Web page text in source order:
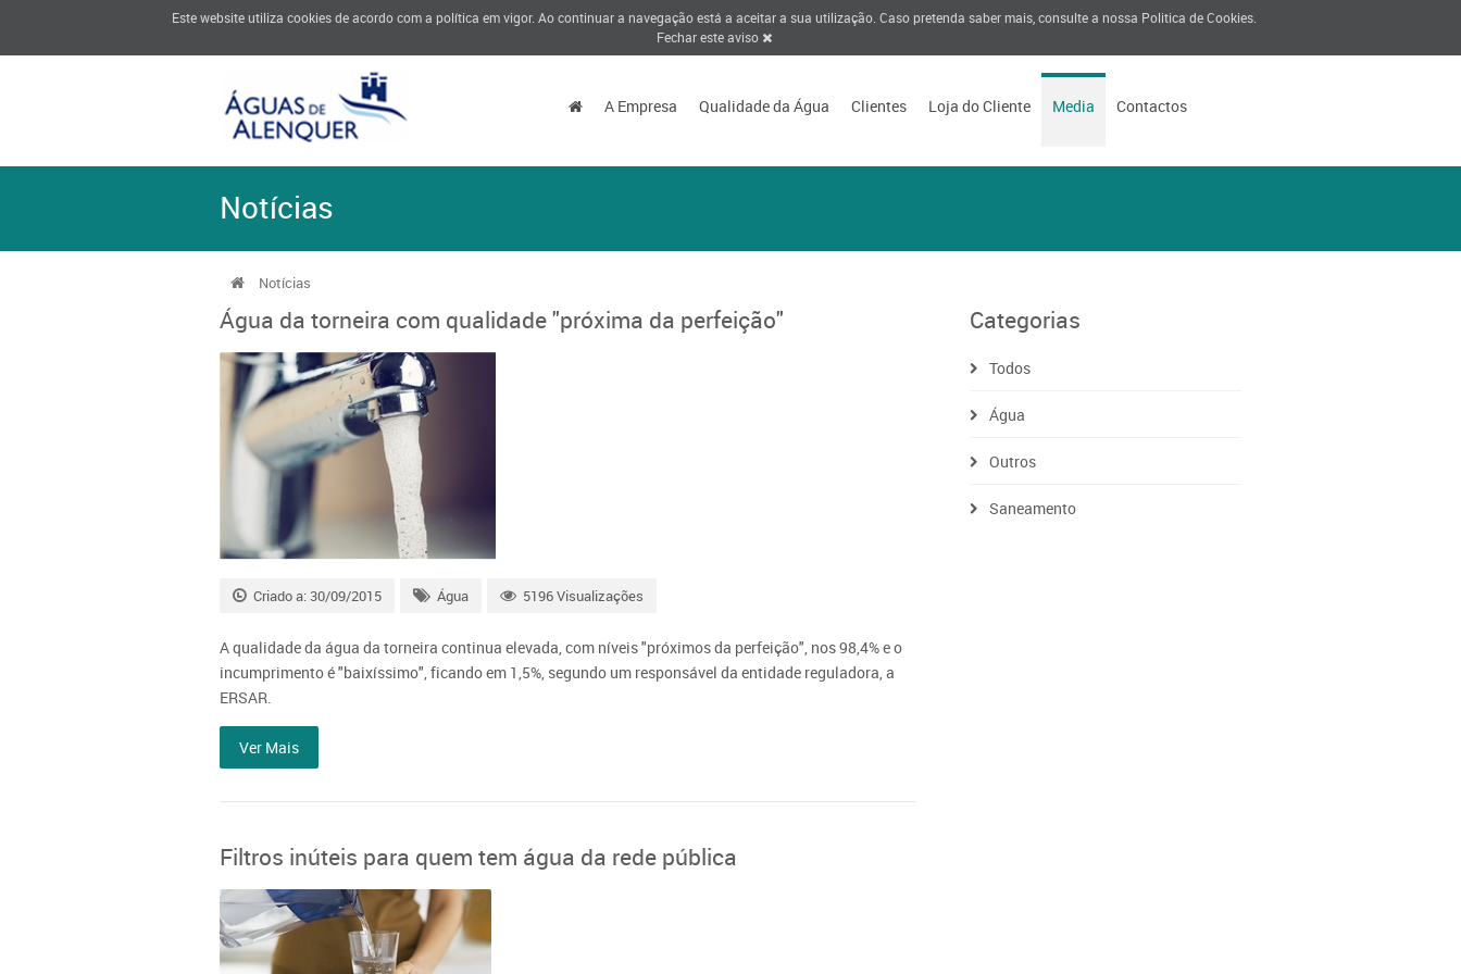
Este website utiliza cookies de acordo com a política em vigor. Ao continuar a navegação está a aceitar a sua utilização. Caso pretenda saber mais, consulte a nossa Politica de Cookies
Fechar este aviso
A Empresa Qualidade da Água Clientes Loja do Cliente Media Contactos
Notícias
Notícias
Água da torneira com qualidade "próxima da perfeição"
Criado a: 30/09/2015 Água 5196 Visualizações
A qualidade da água da torneira continua elevada, com níveis "próximos da perfeição", nos 98,4% e o
incumprimento é "baixíssimo", ficando em 1,5%, segundo um responsável da entidade reguladora, a
ERSAR.
Ver Mais
Filtros inúteis para quem tem água da rede pública
Categorias
Todos
Água
Outros
Saneamento